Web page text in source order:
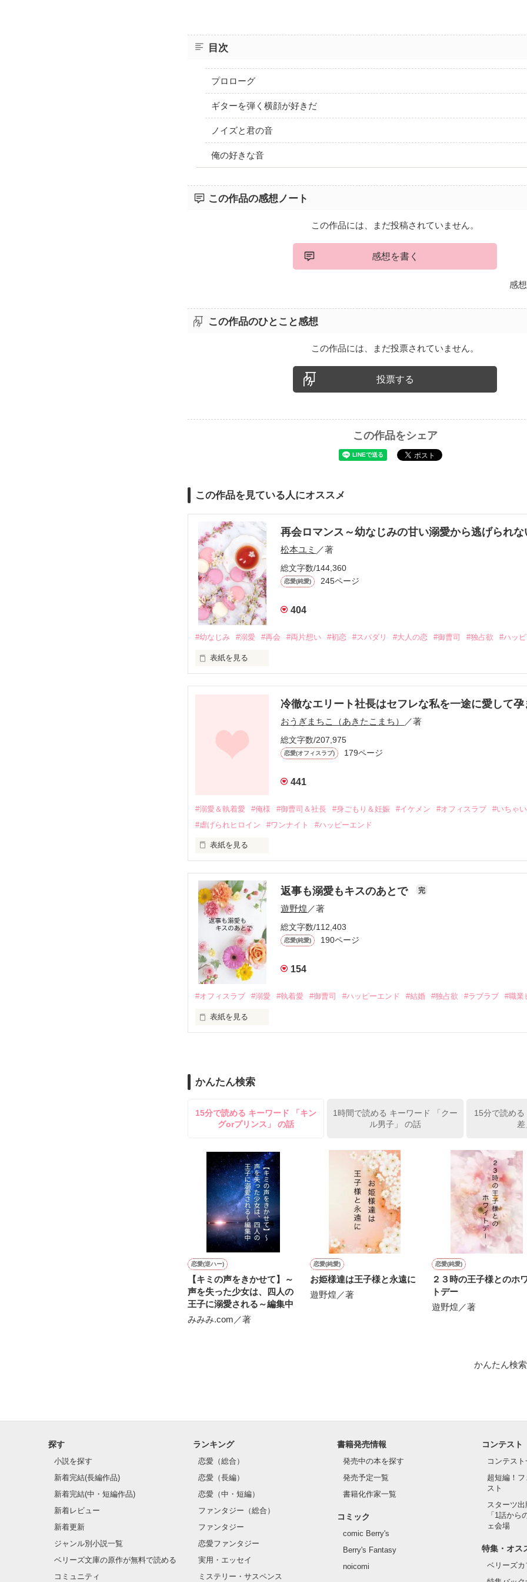
目次
プロローグ
ギターを弾く横顔が好きだ
ノイズと君の音
俺の好きな音
この作品の感想ノート
この作品には、まだ投稿されていません。
感想を書く
感
この作品のひとこと感想
この作品には、まだ投票されていません。
投票する
この作品をシェア
この作品を見ている人にオススメ
再会ロマンス～幼なじみの甘い溺愛から逃げられな
松本ユミ ／著
総文字数/144,360
恋愛(純愛) 245ページ
404
#幼なじみ #溺愛 #再会 #両片想い #初恋 #スパダリ #大人の恋 #御曹司 #独占欲 #ハッ
表紙を見る
しかし、ある出来事をきっかけに二人の関係は壊れてしまう。
関係修復もできないまま、美桜は両親の離婚によって
引っ越すことになり、哲平とも離れ離れになった。
そして、ひょんなことから
酔った勢いで一夜を共にしてしまった。
さらに、美桜が初めてだと知った哲平は
『責任をとる、結婚しよう』と真っ直ぐに告げてきた。
甘やかしてくる。
そんなある日、哲平は美桜がストーカー被害に
遭っていることを知る。
美桜を守るため、哲平は同居を提案してきて――。
夏木美桜(なつきみお)
✕
鳴海哲平 (なるみてっぺい)
止まっていたはずの二人の時間が、再び動き出す。
作品を読む
冷徹なエリート社長はセフレな私を一途に愛して孕
おうぎまちこ（あきたこまち） ／著
総文字数/207,975
恋愛(オフィスラブ) 179ページ
441
#溺愛＆執着愛 #俺様 #御曹司＆社長 #身ごもり＆妊娠 #イケメン #オフィスラブ
#いちゃ
#虐げられヒロイン
#ワンナイト #ハッピーエンド
表紙を見る
ろ、日本人美青年と出会い、酒の勢いもあり一夜限りの関係となる。
帰国後、美桜は新しい職場でワンナイトした美青年と再会。なんと彼の正体は、とあ
も関わらず、一族を離れて起業した新進気鋭の実業家、社内でも冷徹だと評判な社長
人だったのだ――！
なぜか恭司から飼い猫の世話係を命じられた美桜は、猫の世話を口実にしばしば呼び
返事も溺愛もキスのあとで 完
遊野煌／著
総文字数/112,403
恋愛(純愛) 190ページ
154
#オフィスラブ #溺愛 #執着愛 #御曹司 #ハッピーエンド #結婚 #独占欲 #ラブラブ #職業
表紙を見る
雪瀬鷹哉（29）が『──俺と結婚してくれないか』といきなりプロポーズをしてきた上
鷹哉『宜しくな、俺の雛子』🦅
雛子『俺の……ひぃ、雛子？！！！』🐥
シゴデキで冷徹な上司が見せる素顔は、なぜか想像以上に甘くて……🐥💓🦅
※表紙も作中使用の画像も全てフリー素材です。
※執筆期間2026.6.3〜7.20完結です。
※他サイトさんにて恋愛トレンド1位でした〜良かったら読んで頂けると嬉しいです。
作品を読む
かんたん検索
15分で読める キーワード 「キン
グorプリンス」 の話
1時間で読める キーワード 「クー
ル男子」 の話
15分で読め
恋愛(逆ハー)
【キミの声をきかせて】～
声を失った少女は、四人の
王子に溺愛される～編集中
みみみ.com／著
恋愛(純愛)
お姫様達は王子様と永遠に
遊野煌／著
恋愛(純愛)
２３時の王子様とのホ
トデー
遊野煌／著
かんたん検
探す
小説を探す
新着完結(長編作品)
新着完結(中・短編作品)
新着レビュー
新着更新
ジャンル別小説一覧
ベリーズ文庫の原作が無料で読める
コミュニティ
ランキング
恋愛（総合）
恋愛（長編）
恋愛（中・短編）
ファンタジー（総合）
ファンタジー
恋愛ファンタジー
実用・エッセイ
ミステリー・サスペンス
書籍発売情報
発売中の本を探す
発売予定一覧
書籍化作家一覧
コミック
comic Berry's
Berry's Fantasy
noicomi
コンテスト
コンテスト
超短編！
スト
スターツ
「1話から
ェ会場
特集・オス
ベリーズ